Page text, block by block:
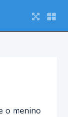
o menino